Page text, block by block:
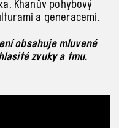
Khanův pohybový
a generacemi.
obsahuje mluvené
zvuky a tmu.